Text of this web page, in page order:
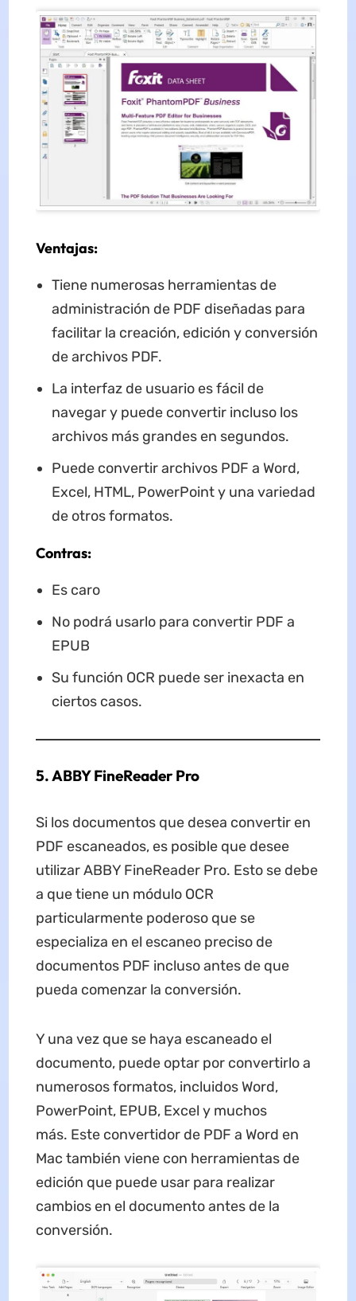
Ventajas:
Tiene numerosas herramientas de
administración de PDF diseñadas para
facilitar la creación, edición y conversión
de archivos PDF.
La interfaz de usuario es fácil de
navegar y puede convertir incluso los
archivos más grandes en segundos.
Puede convertir archivos PDF a Word,
Excel, HTML, PowerPoint y una variedad
de otros formatos.
Contras:
Es caro
No podrá usarlo para convertir PDF a
EPUB
Su función OCR puede ser inexacta en
ciertos casos.
5. ABBY FineReader Pro
Si los documentos que desea convertir en
PDF escaneados, es posible que desee
utilizar ABBY FineReader Pro. Esto se debe
a que tiene un módulo OCR
particularmente poderoso que se
especializa en el escaneo preciso de
documentos PDF incluso antes de que
pueda comenzar la conversión.
Y una vez que se haya escaneado el
documento, puede optar por convertirlo a
numerosos formatos, incluidos Word,
PowerPoint, EPUB, Excel y muchos
más. Este convertidor de PDF a Word en
Mac también viene con herramientas de
edición que puede usar para realizar
cambios en el documento antes de la
conversión.